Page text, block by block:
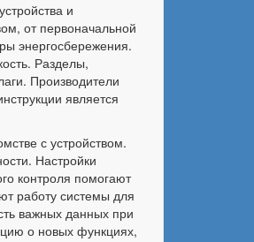
и
от первоначальной
энергосбережения.
Разделы,
Производители
является
с устройством.
Настройки
контроля помогают
работу системы для
важных данных при
о новых функциях,